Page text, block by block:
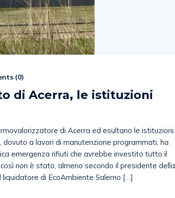
(0)
di Acerra, le istituzioni
di Acerra ed esultano le istituzioni.
dovuto a lavori di manutenzione programmati, ha
emergenza rifiuti che avrebbe investito tutto il
non è stato, almeno secondo il presidente della
liquidatore di EcoAmbiente Salerno […]